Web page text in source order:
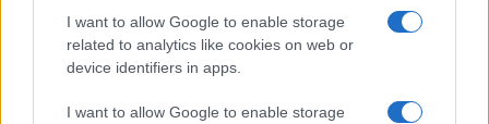
I want to allow Google to enable storage
related to analytics like cookies on web or
device identifiers in apps.
I want to allow Google to enable storage